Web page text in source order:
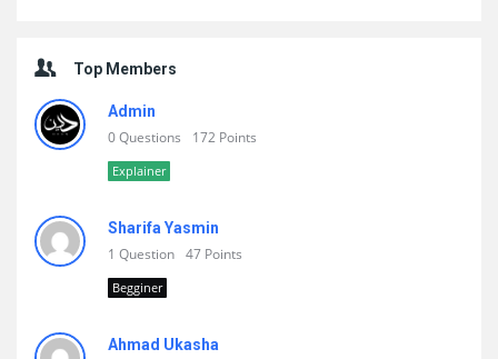
Top Members
Admin
0 Questions 172 Points
Explainer
Sharifa Yasmin
1 Question 47 Points
Begginer
Ahmad Ukasha